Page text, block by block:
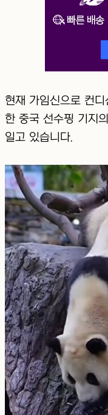
현재 가임신으로 컨
한 중국 선수핑 기지
일고 있습니다.